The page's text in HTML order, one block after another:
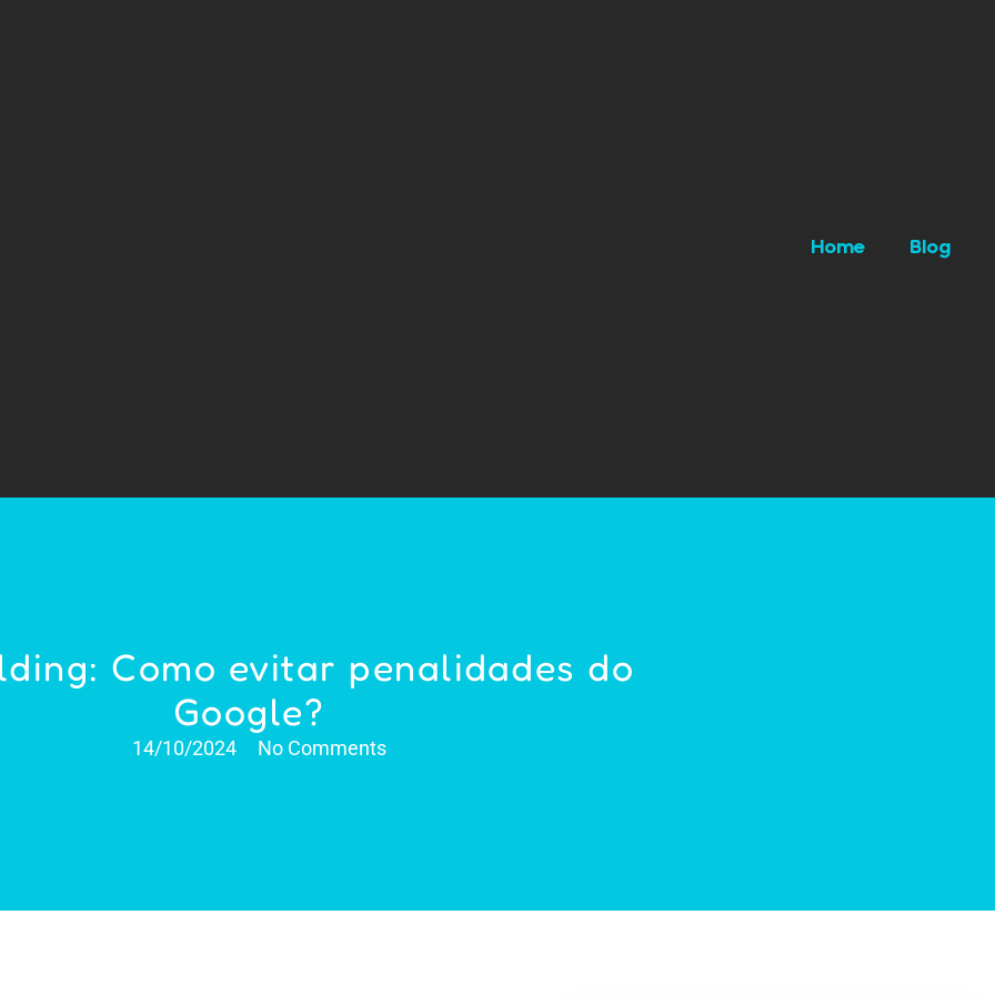
Home Blog
Como evitar penalidades do
Google?
14/10/2024 No Comments